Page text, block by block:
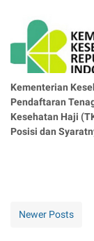
Kementerian
Pendaftaran
Kesehatan Haji
Posisi dan
Newer Posts